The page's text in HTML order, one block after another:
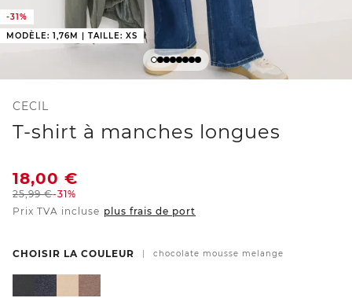
-31%
MODÈLE: 1,76M | TAILLE: XS
CECIL
T-shirt à manches longues
18,00 €
25,99€-31%
Prix TVA incluse plus frais de port
CHOISIR LA COULEUR chocolate mousse melange